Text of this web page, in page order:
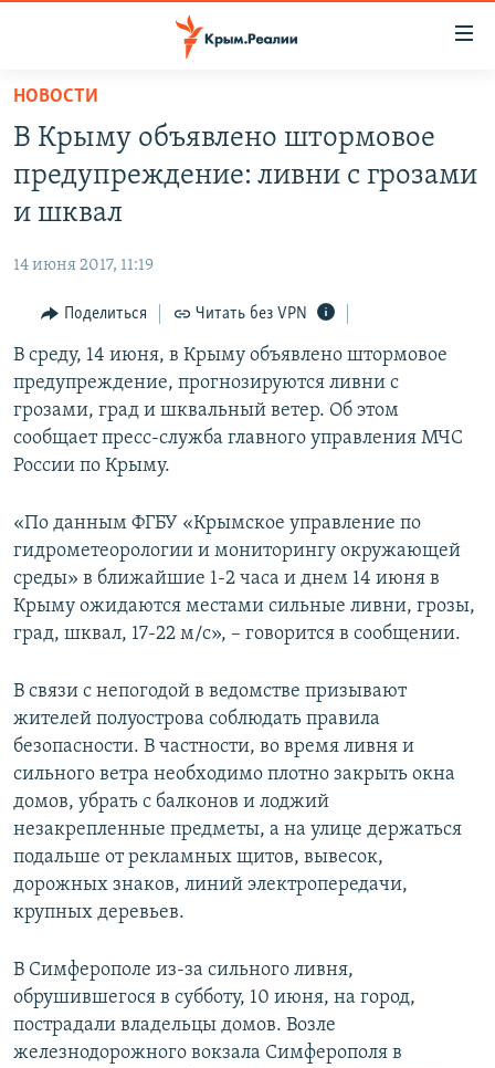
Вернуться
основному
содержанию
Вернутся
главной
Вернутся
поиску
СПЕЦПРОЕКТЫ
11 ЛЕТ ОККУПАЦИИ КРЫМА. 11 ИСТОРИЙ СОПРОТИВЛЕНИЯ
ВОДА
ЕЩЕ
ИНТЕРАКТИВ
ИНФОГРАФИКА
ТЕЛЕПРОЕКТ КРЫМ.РЕАЛИИ
СОВЕТЫ ПРАВОЗАЩИТНИКОВ
ПРОПАВШИЕ БЕЗ ВЕСТИ
ПОБЕДИТЕЛЕЙ НЕ СУДЯТ?
КРЫМ.НЕПОКОРЕННЫЙ
УКРАИНСКАЯ ПРОБЛЕМА КРЫМА
РАДІО СВОБОДА
КАК ОБОЙТИ БЛОКИРОВКУ
Українською
Qırımtatar
ПРИСОЕДИНЯЙТЕСЬ!
НОВОСТИ
В Крыму объявлено штормовое
предупреждение: ливни с грозами
и шквал
14 июня 2017, 11:19
Поделиться Читать без VPN
В среду, 14 июня, в Крыму объявлено штормовое
предупреждение, прогнозируются ливни с
грозами, град и шквальный ветер. Об этом
сообщает пресс-служба главного управления МЧС
России по Крыму.
«По данным ФГБУ «Крымское управление по
гидрометеорологии и мониторингу окружающей
среды» в ближайшие 1-2 часа и днем 14 июня в
Крыму ожидаются местами сильные ливни, грозы,
град, шквал, 17-22 м/с», – говорится в сообщении.
В связи с непогодой в ведомстве призывают
жителей полуострова соблюдать правила
безопасности. В частности, во время ливня и
сильного ветра необходимо плотно закрыть окна
домов, убрать с балконов и лоджий
незакрепленные предметы, а на улице держаться
подальше от рекламных щитов, вывесок,
дорожных знаков, линий электропередачи,
крупных деревьев.
В Симферополе из-за сильного ливня,
обрушившегося в субботу, 10 июня, на город,
пострадали владельцы домов. Возле
железнодорожного вокзала Симферополя в